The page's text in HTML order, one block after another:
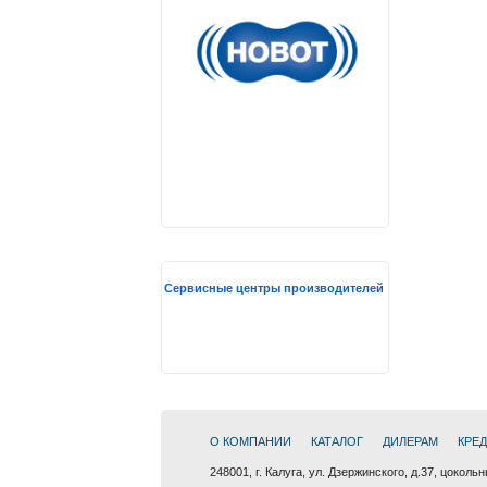
Сервисные центры производителей
О КОМПАНИИ КАТАЛОГ ДИЛЕРАМ
248001, г. Калуга, ул. Дзержинского, д.37,